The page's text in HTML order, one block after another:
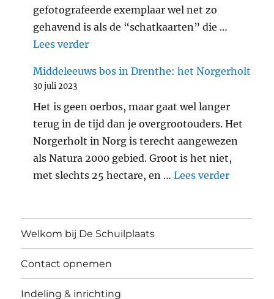
gefotografeerde exemplaar wel net zo
gehavend is als de “schatkaarten” die …
Lees verder"Araschnia levana: landkaartje"
Middeleeuws bos in Drenthe: het Norgerholt
30 juli 2023
Het is geen oerbos, maar gaat wel langer
terug in de tijd dan je overgrootouders. Het
Norgerholt in Norg is terecht aangewezen
als Natura 2000 gebied. Groot is het niet,
met slechts 25 hectare, en …Lees verder
Welkom bij De Schuilplaats
Contact opnemen
Indeling & inrichting